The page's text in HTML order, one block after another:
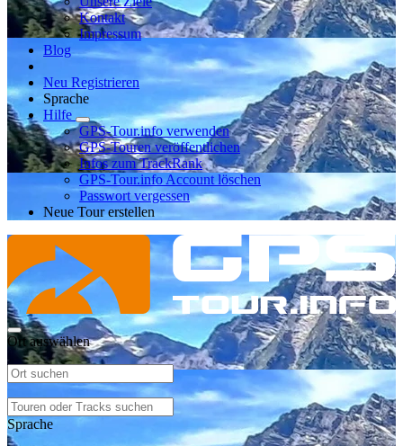
Kontakt
Impressum
Blog
Neu Registrieren
Sprache
Hilfe
GPS-Tour.info verwenden
GPS-Touren veröffentlichen
Infos zum TrackRank
GPS-Tour.info Account löschen
Passwort vergessen
Neue Tour erstellen
Ort auswählen
Sprache